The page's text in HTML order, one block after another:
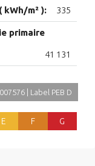
m² ): 335
primaire
41 131
| Label PEB D
E F G